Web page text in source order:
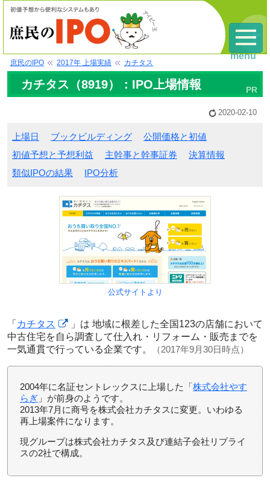
庶民のIPO 2017年 上場実績 カチタス
カチタス（8919）：IPO上場情報
2020-02-10
上場日 ブックビルディング
公開価格と初値
初値予想と予想利益
主幹事と幹事証券
決算情報
類似IPOの結果
IPO分析
公式サイトより
「 カチタス
」は 地域に根差した全国123の店舗において
中古住宅を自ら調査して仕入れ・リフォーム・販売までを
一気通貫で行っている企業です。
（2017年9月30日時点）
2004年に名証セントレックスに上場した「株式会社やす
らぎ 」が前身のようです。
2013年7月に商号を株式会社カチタスに変更。いわゆる
再上場案件になります。
現グループは株式会社カチタス及び連結子会社リプライ
スの2社で構成。
menu